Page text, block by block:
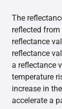
The
reflected
reflectance
reflectance
a reflectance
temperature
increase in
accelerate a